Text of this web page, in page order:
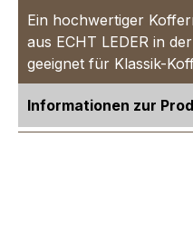
Ein hochwertiger
aus ECHT LEDER in
geeignet für Klassik-
Informationen zur